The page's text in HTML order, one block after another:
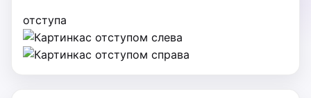
отступа
с отступом слева
с отступом справа